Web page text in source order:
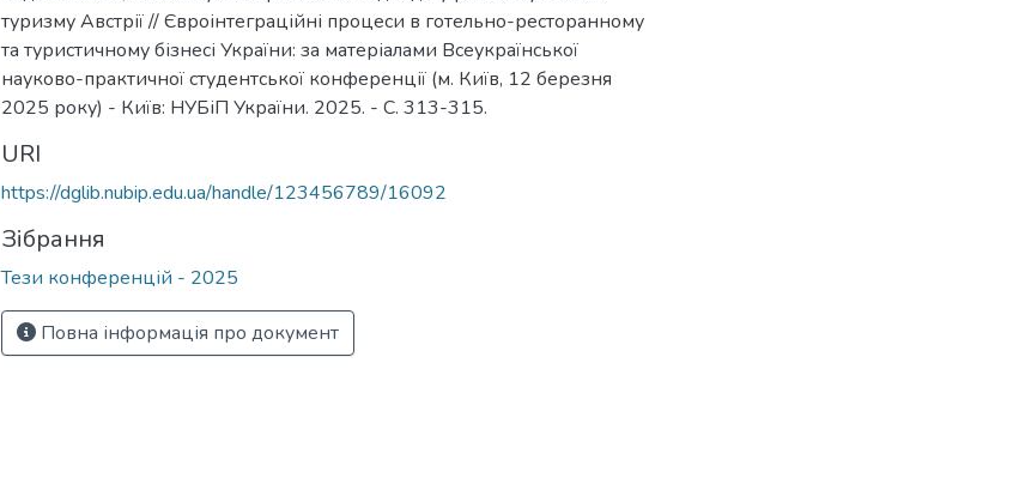
туризму Австрії // Євроінтеграційні процеси в готельно-ресторанному
та туристичному бізнесі України: за матеріалами Всеукраїнської
науково-практичної студентської конференції (м. Київ, 12 березня
2025 року) - Київ: НУБіП України. 2025. - С. 313-315.
URI
https://dglib.nubip.edu.ua/handle/123456789/16092
Зібрання
Тези конференцій - 2025
Повна інформація про документ